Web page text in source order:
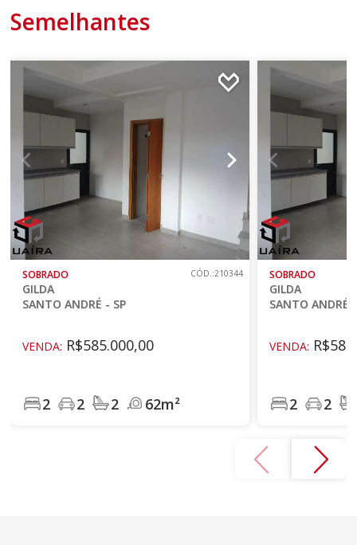
Semelhantes
SOBRADO
GILDA
SANTO ANDRÉ - SP
CÓD.:210344
VENDA: R$585.000,00
2 2 2 62m²
SOBRADO
GILDA
SANTO ANDRÉ
VENDA:
2 2